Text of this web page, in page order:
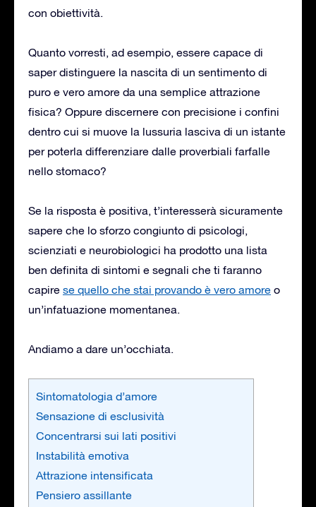
con obiettività.
Quanto vorresti, ad esempio, essere capace di
saper distinguere la nascita di un sentimento di
puro e vero amore da una semplice attrazione
fisica? Oppure discernere con precisione i confini
dentro cui si muove la lussuria lasciva di un istante
per poterla differenziare dalle proverbiali farfalle
nello stomaco?
Se la risposta è positiva, t’interesserà sicuramente
sapere che lo sforzo congiunto di psicologi,
scienziati e neurobiologici ha prodotto una lista
ben definita di sintomi e segnali che ti faranno
capire se quello che stai provando è vero amore o
un’infatuazione momentanea.
Andiamo a dare un’occhiata.
Sintomatologia d’amore
Sensazione di esclusività
Concentrarsi sui lati positivi
Instabilità emotiva
Attrazione intensificata
Pensiero assillante